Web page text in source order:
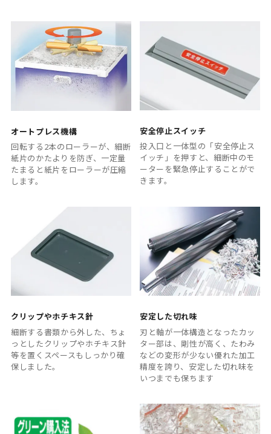
オートプレス機構
回転する2本のローラーが、細断
紙片のかたよりを防ぎ、一定量
たまると紙片をローラーが圧縮
します。
安全停止スイッチ
投入口と一体型の「安全停止ス
イッチ」を押すと、細断中のモ
ーターを緊急停止することがで
きます。
クリップやホチキス針
細断する書類から外した、ちょ
っとしたクリップやホチキス針
等を置くスペースもしっかり確
保しました。
安定した切れ味
刃と軸が一体構造となったカッ
ター部は、剛性が高く、たわみ
などの変形が少ない優れた加工
精度を誇り、安定した切れ味を
いつまでも保ちます